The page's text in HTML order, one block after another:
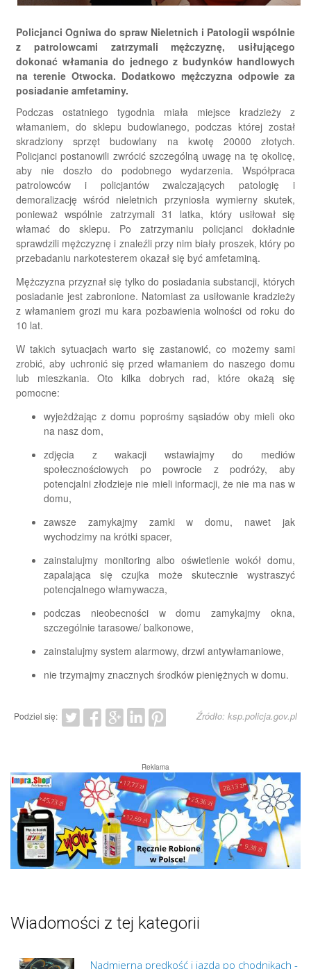
Policjanci Ogniwa do spraw Nieletnich i Patologii wspólnie
z patrolowcami zatrzymali mężczyznę, usiłującego
dokonać włamania do jednego z budynków handlowych
na terenie Otwocka. Dodatkowo mężczyzna odpowie za
posiadanie amfetaminy.
Podczas ostatniego tygodnia miała miejsce kradzieży z
włamaniem, do sklepu budowlanego, podczas której został
skradziony sprzęt budowlany na kwotę 20000 złotych.
Policjanci postanowili zwrócić szczególną uwagę na tę okolicę,
aby nie doszło do podobnego wydarzenia. Współpraca
patrolowców i policjantów zwalczających patologię i
demoralizację wśród nieletnich przyniosła wymierny skutek,
ponieważ wspólnie zatrzymali 31 latka, który usiłował się
włamać do sklepu. Po zatrzymaniu policjanci dokładnie
sprawdzili mężczyznę i znaleźli przy nim biały proszek, który po
przebadaniu narkotesterem okazał się być amfetaminą.
Mężczyzna przyznał się tylko do posiadania substancji, których
posiadanie jest zabronione. Natomiast za usiłowanie kradzieży
z włamaniem grozi mu kara pozbawienia wolności od roku do
10 lat.
W takich sytuacjach warto się zastanowić, co możemy sami
zrobić, aby uchronić się przed włamaniem do naszego domu
lub mieszkania. Oto kilka dobrych rad, które okażą się
pomocne:
wyjeżdżając z domu poprośmy sąsiadów oby mieli oko
na nasz dom,
zdjęcia z wakacji wstawiajmy do mediów
społecznościowych po powrocie z podróży, aby
potencjalni złodzieje nie mieli informacji, że nie ma nas w
domu,
zawsze zamykajmy zamki w domu, nawet jak
wychodzimy na krótki spacer,
zainstalujmy monitoring albo oświetlenie wokół domu,
zapalająca się czujka może skutecznie wystraszyć
potencjalnego włamywacza,
podczas nieobecności w domu zamykajmy okna,
szczególnie tarasowe/ balkonowe,
zainstalujmy system alarmowy, drzwi antywłamaniowe,
nie trzymajmy znacznych środków pieniężnych w domu.
Podziel się: Źródło: ksp.policja.gov.pl
Reklama
Wiadomości z tej kategorii
Nadmierna prędkość i jazda po chodnikach -